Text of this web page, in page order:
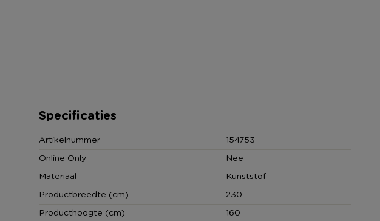
Specificaties
Artikelnummer
154753
Online Only
Nee
Materiaal
Kunststof
Productbreedte (cm)
230
Producthoogte (cm)
160